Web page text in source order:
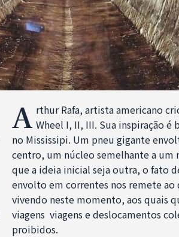
A rthur Rafa, artista americano
Wheel I, II, III. Sua inspiração é
no Mississipi. Um pneu gigante
centro, um núcleo semelhante a
que a ideia inicial seja outra, o fato
envolto em correntes nos remete ao
vivendo neste momento, aos quais
viagens viagens e deslocamentos
proibidos.